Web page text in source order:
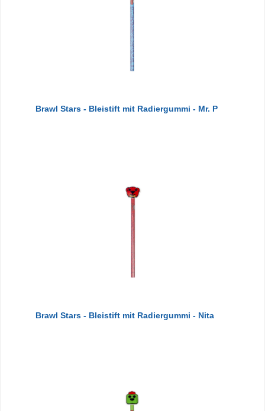
Brawl Stars - Bleistift mit Radiergummi - Mr. P
Brawl Stars - Bleistift mit Radiergummi - Nita